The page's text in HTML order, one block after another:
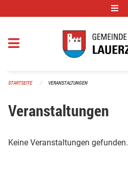
STARTSEITE VERANSTALTUNGEN
Veranstaltungen
Keine Veranstaltungen gefunden.